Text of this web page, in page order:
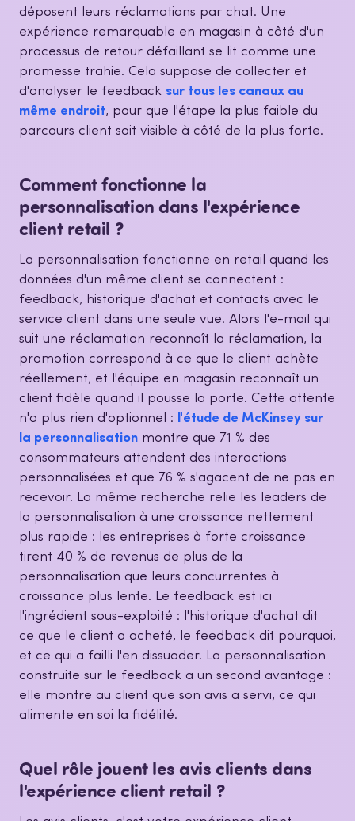
déposent leurs réclamations par chat. Une
expérience remarquable en magasin à côté d'un
processus de retour défaillant se lit comme une
promesse trahie. Cela suppose de collecter et
d'analyser le feedback sur tous les canaux au
même endroit, pour que l'étape la plus faible du
parcours client soit visible à côté de la plus forte.
Comment fonctionne la
personnalisation dans l'expérience
client retail ?
La personnalisation fonctionne en retail quand les
données d'un même client se connectent :
feedback, historique d'achat et contacts avec le
service client dans une seule vue. Alors l'e-mail qui
suit une réclamation reconnaît la réclamation, la
promotion correspond à ce que le client achète
réellement, et l'équipe en magasin reconnaît un
client fidèle quand il pousse la porte. Cette attente
n'a plus rien d'optionnel : l'étude de McKinsey sur
la personnalisation montre que 71 % des
consommateurs attendent des interactions
personnalisées et que 76 % s'agacent de ne pas en
recevoir. La même recherche relie les leaders de
la personnalisation à une croissance nettement
plus rapide : les entreprises à forte croissance
tirent 40 % de revenus de plus de la
personnalisation que leurs concurrentes à
croissance plus lente. Le feedback est ici
l'ingrédient sous-exploité : l'historique d'achat dit
ce que le client a acheté, le feedback dit pourquoi,
et ce qui a failli l'en dissuader. La personnalisation
construite sur le feedback a un second avantage :
elle montre au client que son avis a servi, ce qui
alimente en soi la fidélité.
Quel rôle jouent les avis clients dans
l'expérience client retail ?